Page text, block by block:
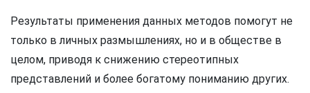
Результаты применения данных методов помогут не
только в личных размышлениях, но и в обществе в
целом, приводя к снижению стереотипных
представлений и более богатому пониманию других.